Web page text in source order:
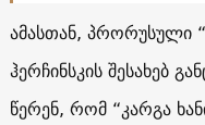
ამასთან, პრორუსული
ჰერჩინსკის შესახებ
წერენ, რომ “კარგა